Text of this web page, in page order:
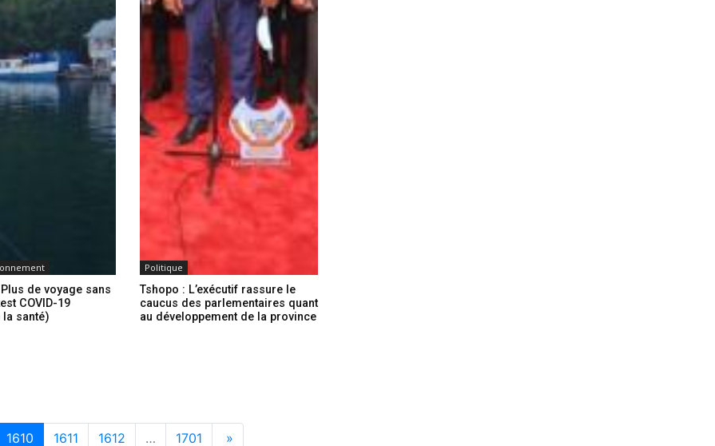
de voyage sans
COVID-19
la santé)
Politique
Tshopo : L’exécutif rassure le
caucus des parlementaires quant
au développement de la province
1610 1611 1612 … 1701 »